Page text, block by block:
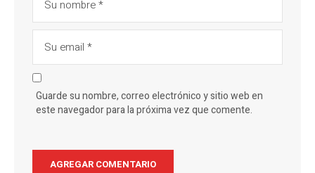
Guarde su nombre, correo electrónico y sitio web en
este navegador para la próxima vez que comente.